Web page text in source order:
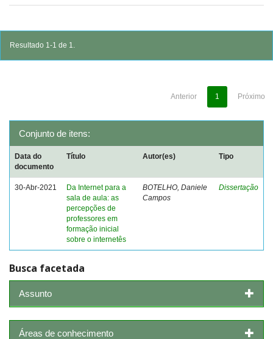
Resultado 1-1 de 1.
Anterior 1 Próximo
Conjunto de itens:
Data do
documento
Título Autor(es) Tipo
30-Abr-2021
Da Internet para a
sala de aula: as
percepções de
professores em
formação inicial
sobre o internetês
BOTELHO, Daniele
Campos
Dissertação
Busca facetada
Assunto
Áreas de conhecimento